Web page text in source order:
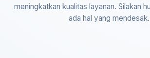
meningkatkan kualitas layanan. Silakan
ada hal yang mendesak.